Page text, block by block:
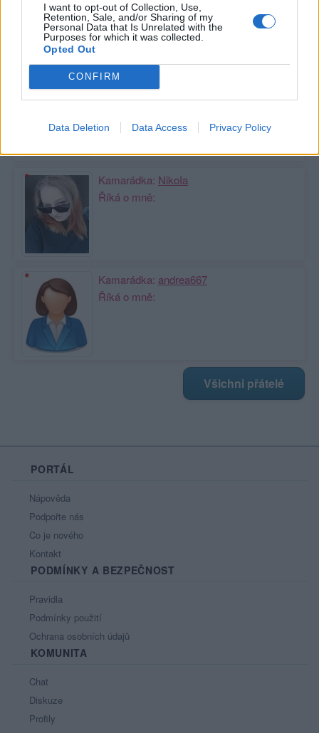
I want to opt-out of Collection, Use,
Retention, Sale, and/or Sharing of my
Personal Data that Is Unrelated with the
Purposes for which it was collected.
Opted Out
CONFIRM
Data Deletion Data Access Privacy Policy
Kamarádka:
Říká o mně:
Kamarádka: NikoIa
Říká o mně:
Kamarádka: andrea667
Říká o mně:
Všichni přátelé
PORTÁL
Nápověda
Podpořte nás
Co je nového
Kontakt
PODMÍNKY A BEZPEČNOST
Pravidla
Podmínky použití
Ochrana osobních údajů
KOMUNITA
Chat
Diskuze
Profily